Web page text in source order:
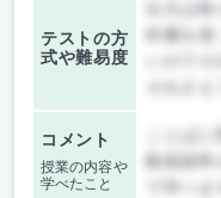
テストの方
式や難易度
科書を
コメント
授業の内容や
学べたこと